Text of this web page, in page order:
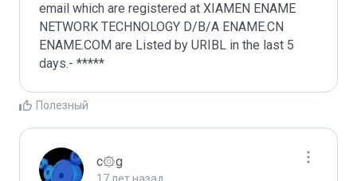
email which are registered at XIAMEN ENAME
NETWORK TECHNOLOGY D/B/A ENAME.CN
ENAME.COM are Listed by URIBL in the last 5
days.- *****
Полезный
c۞g